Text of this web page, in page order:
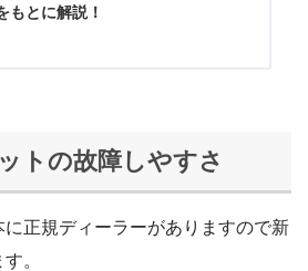
もとに解説！
トの故障しやすさ
正規ディーラーがありますので新
。